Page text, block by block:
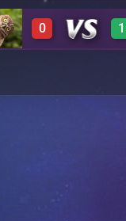
0 B8
0 1